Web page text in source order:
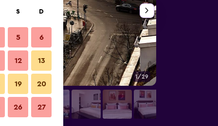
1/29
S D
5 6
12 13
19 20
26 27